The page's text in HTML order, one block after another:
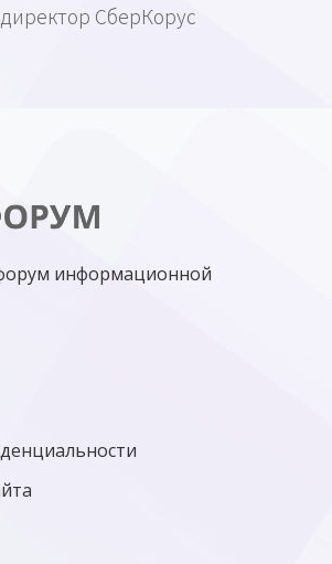
СберКорус
информационной